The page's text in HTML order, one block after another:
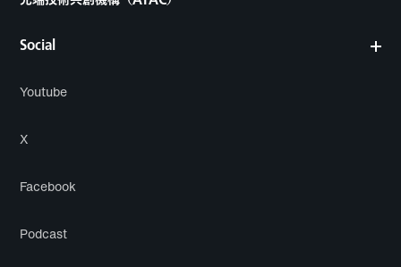
Social
Youtube
X
Facebook
Podcast